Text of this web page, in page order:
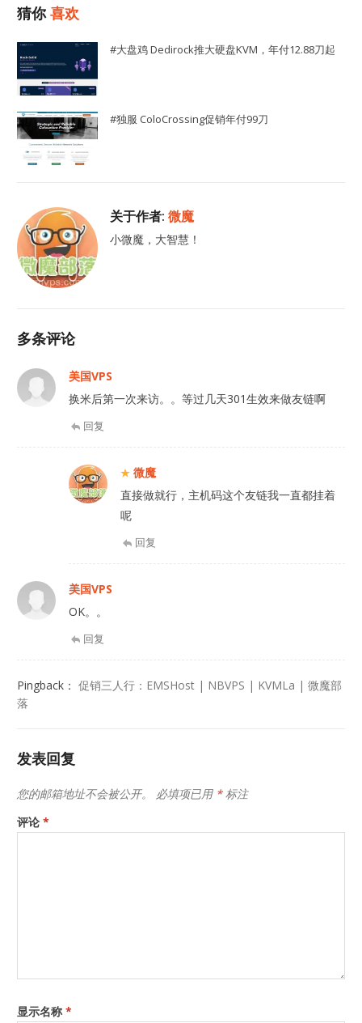
猜你喜欢
#大盘鸡 Dedirock推大硬盘KVM，年付12.88刀起
#独服 ColoCrossing促销年付99刀
关于作者:微魔
小微魔，大智慧！
多条评论
美国VPS
换米后第一次来访。。等过几天301生效来做友链啊
回复
微魔
直接做就行，主机码这个友链我一直都挂着
呢
回复
美国VPS
OK。。
回复
Pingback：促销三人行：EMSHost | NBVPS | KVMLa | 微魔部
落
发表回复
您的邮箱地址不会被公开。 必填项已用 *标注
评论*
显示名称*